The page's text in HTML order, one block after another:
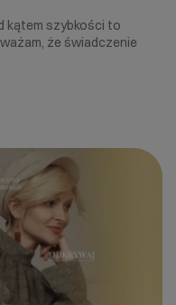
kątem szybkości to
że świadczenie